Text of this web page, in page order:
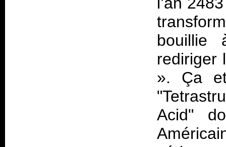
bouillie
rediriger
». Ça
Acid"